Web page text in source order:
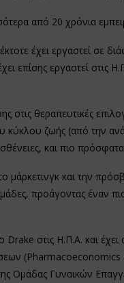
από 20 χρόνια
έχει εργαστεί σε
επίσης εργαστεί στις
στις θεραπευτικές
κύκλου ζωής (από την
και πιο
μάρκετινγκ και την
προάγοντας έναν
στις Η.Π.Α. και
Ομάδας Γυναικών